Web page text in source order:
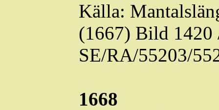
Källa:
(1667) Bild
SE/RA/55203/
1668